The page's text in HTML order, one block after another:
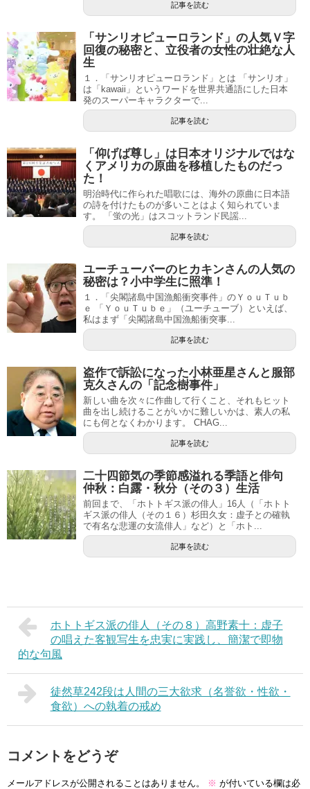
記事を読む
「サンリオピューロランド」の人気Ｖ字
回復の秘密と、立役者の女性の壮絶な人
生
１．「サンリオピューロランド」とは 「サンリオ」
は「kawaii」というワードを世界共通語にした日本
発のスーパーキャラクターで...
記事を読む
「仰げば尊し」は日本オリジナルではな
くアメリカの原曲を移植したものだっ
た！
明治時代に作られた唱歌には、海外の原曲に日本語
の詩を付けたものが多いことはよく知られていま
す。 「蛍の光」はスコットランド民謡...
記事を読む
ユーチューバーのヒカキンさんの人気の
秘密は？小中学生に照準！
１．「尖閣諸島中国漁船衝突事件」のＹｏｕＴｕｂ
ｅ 「ＹｏｕＴｕｂｅ」（ユーチューブ）といえば、
私はまず「尖閣諸島中国漁船衝突事...
記事を読む
盗作で訴訟になった小林亜星さんと服部
克久さんの「記念樹事件」
新しい曲を次々に作曲して行くこと、それもヒット
曲を出し続けることがいかに難しいかは、素人の私
にも何となくわかります。 CHAG...
記事を読む
二十四節気の季節感溢れる季語と俳句
仲秋：白露・秋分（その３）生活
前回まで、「ホトトギス派の俳人」16人（「ホトト
ギス派の俳人（その１６）杉田久女：虚子との確執
で有名な悲運の女流俳人」など）と「ホト...
記事を読む
ホトトギス派の俳人（その８）高野素十：虚子
の唱えた客観写生を忠実に実践し、簡潔で即物
的な句風
徒然草242段は人間の三大欲求（名誉欲・性欲・
食欲）への執着の戒め
コメントをどうぞ
メールアドレスが公開されることはありません。 ※ が付いている欄は必